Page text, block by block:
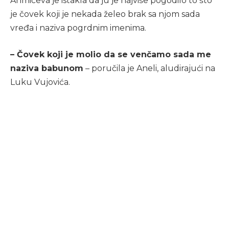
je čovek koji je nekada želeo brak sa njom sada
vređa i naziva pogrdnim imenima.
– Čovek koji je molio da se venčamo sada me
naziva babunom – poručila je Aneli, aludirajući na
Luku Vujovića.